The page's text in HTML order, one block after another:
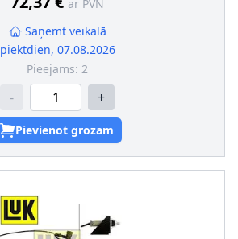
ar PVN
Saņemt veikalā
piektdien, 07.08.2026
Pieejams: 2
- +
Pievienot grozam